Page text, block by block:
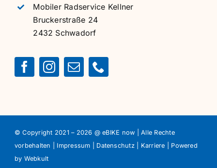
Mobiler Radservice Kellner
Bruckerstraße 24
2432 Schwadorf
© Copyright 2021 – 2026 @ eBIKE now | Alle Rechte
vorbehalten | Impressum Datenschutz| Karriere | Powered
by Webkult